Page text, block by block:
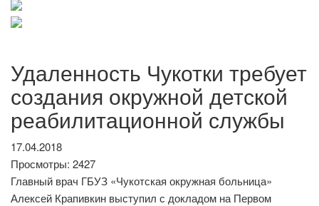
Удаленность Чукотки требует
создания окружной детской
реабилитационной службы
17.04.2018
Просмотры: 2427
Главный врач ГБУЗ «Чукотская окружная больница»
Алексей Крапивкин выступил с докладом на Первом